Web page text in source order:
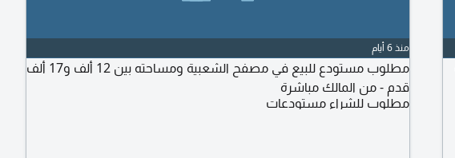
منذ 6 أيام
مطلوب مستودع للبيع في مصفح الشعبية ومساحته بين 12 ألف و17 ألف
قدم - من المالك مباشرة
مطلوب للشراء مستودعات